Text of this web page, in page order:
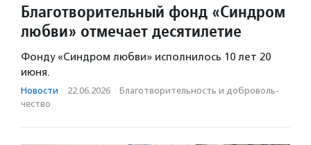
Благотворительный фонд «Синдром
любви» отмечает десятилетие
Фонду «Синдром любви» исполнилось 10 лет 20
июня.
Новости · 22.06.2026 · Благотвори­тель­ность и доброволь­
чест­во